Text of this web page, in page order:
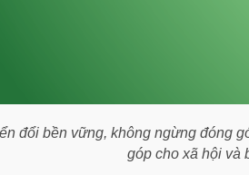
đổi bền vững, không ngừng đóng
góp cho xã hội và